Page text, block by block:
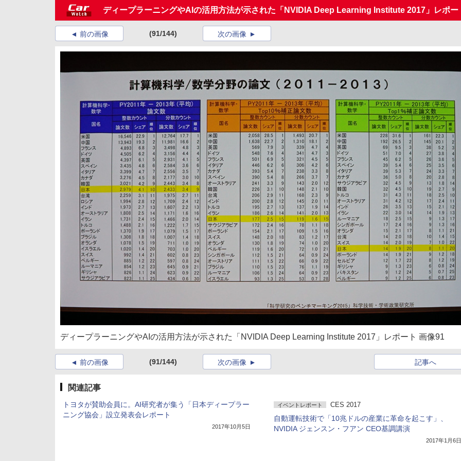
ディープラーニングやAIの活用方法が示された「NVIDIA Deep Learning Institute 2017」レポー
前の画像 (91/144) 次の画像
ディープラーニングやAIの活用方法が示された「NVIDIA Deep Learning Institute 2017」レポート 画像91
前の画像 (91/144) 記事へ
次の画像
関連記事
トヨタが賛助会員に。AI研究者が集う「日本ディープラー
ニング協会」設立発表会レポート
2017年10月5日
イベントレポート CES 2017
自動運転技術で「10兆ドルの産業に革命を起こす」、
NVIDIA ジェンスン・フアン CEO基調講演
2017年1月6日